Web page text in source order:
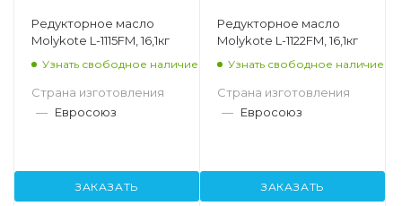
Редукторное масло
Molykote L-1115FM, 16,1кг
Узнать свободное наличие
Страна изготовления
— Евросоюз
ЗАКАЗАТЬ
Редукторное масло
Molykote L-1122FM, 16,1кг
Узнать свободное наличие
Страна изготовления
— Евросоюз
ЗАКАЗАТЬ